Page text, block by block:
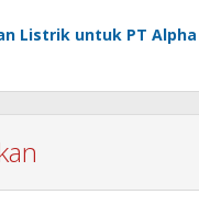
Listrik untuk PT Alpha